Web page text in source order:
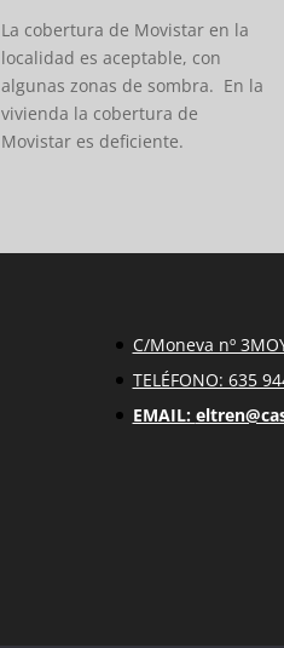
La cobertura de Movistar en la
localidad es aceptable, con
algunas zonas de sombra. En la
vivienda la cobertura de
Movistar es deficiente.
C/Moneva nº
TELÉFONO: 635
EMAIL: